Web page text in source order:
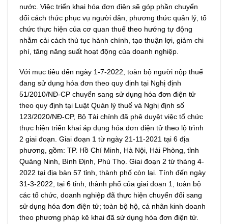
nước. Việc triển khai hóa đơn điện sẽ góp phần chuyển
đổi cách thức phục vụ người dân, phương thức quản lý, tổ
chức thực hiện của cơ quan thuế theo hướng tự động
nhằm cải cách thủ tục hành chính, tạo thuận lợi, giảm chi
phí, tăng năng suất hoạt động của doanh nghiệp.
Với mục tiêu đến ngày 1-7-2022, toàn bộ người nộp thuế
đang sử dụng hóa đơn theo quy định tại Nghị định
51/2010/NĐ-CP chuyển sang sử dụng hóa đơn điện tử
theo quy định tại Luật Quản lý thuế và Nghị định số
123/2020/NĐ-CP, Bộ Tài chính đã phê duyệt việc tổ chức
thực hiện triển khai áp dụng hóa đơn điện tử theo lộ trình
2 giai đoạn. Giai đoạn 1 từ ngày 21-11-2021 tại 6 địa
phương, gồm: TP. Hồ Chí Minh, Hà Nội, Hải Phòng, tỉnh
Quảng Ninh, Bình Định, Phú Thọ. Giai đoạn 2 từ tháng 4-
2022 tại địa bàn 57 tỉnh, thành phố còn lại. Tính đến ngày
31-3-2022, tại 6 tỉnh, thành phố của giai đoạn 1, toàn bộ
các tổ chức, doanh nghiệp đã thực hiện chuyển đổi sang
sử dụng hóa đơn điện tử; toàn bộ hộ, cá nhân kinh doanh
theo phương pháp kê khai đã sử dụng hóa đơn điện tử.